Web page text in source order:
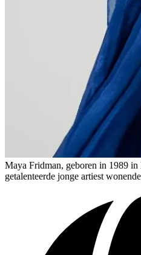
Maya Fridman, geboren in 1989 in
getalenteerde jonge artiest